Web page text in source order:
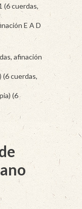
(6 cuerdas,
E A D
afinación
(6 cuerdas,
(6